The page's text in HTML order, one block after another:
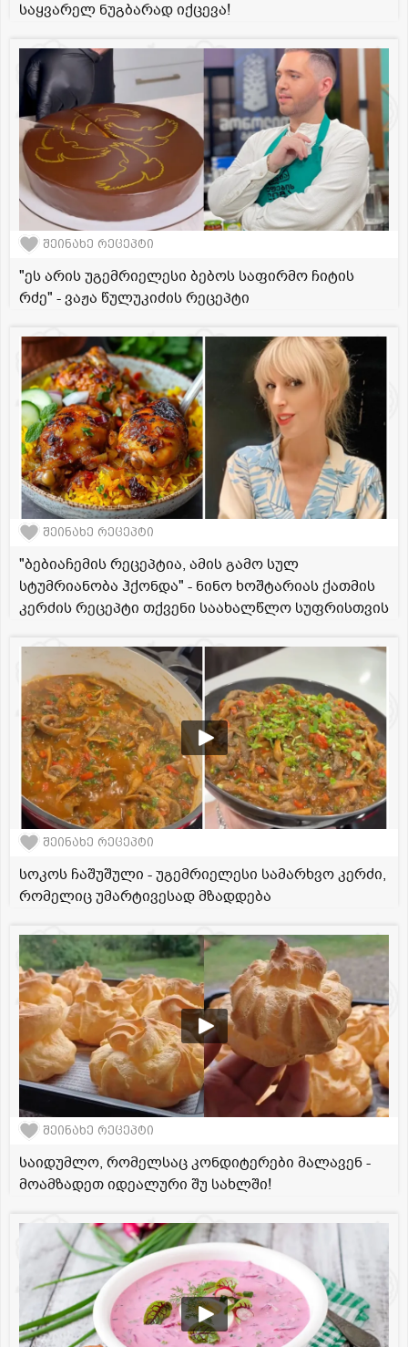
საყვარელ ნუგბარად იქცევა!
შეინახე რეცეპტი
"ეს არის უგემრიელესი ბებოს საფირმო ჩიტის
რძე" - ვაჟა წულუკიძის რეცეპტი
შეინახე რეცეპტი
"ბებიაჩემის რეცეპტია, ამის გამო სულ
სტუმრიანობა ჰქონდა" - ნინო ხოშტარიას ქათმის
კერძის რეცეპტი თქვენი საახალწლო სუფრისთვის
შეინახე რეცეპტი
სოკოს ჩაშუშული - უგემრიელესი სამარხვო კერძი,
რომელიც უმარტივესად მზადდება
შეინახე რეცეპტი
საიდუმლო, რომელსაც კონდიტერები მალავენ -
მოამზადეთ იდეალური შუ სახლში!